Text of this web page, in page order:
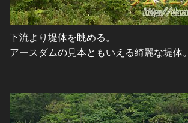
下流より堤体を眺める。
アースダムの見本ともいえる綺麗な堤体。